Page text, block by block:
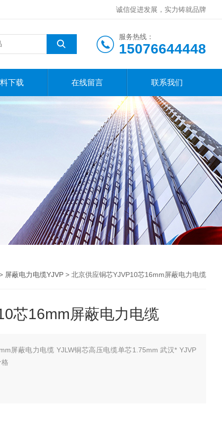
诚信促进发展，实力铸就品牌
服务热线：
15076644448
下载 在线留言 联系我们
屏蔽电力电缆YJVP > 北京供应铜芯YJVP10芯16mm屏蔽电力电缆
芯16mm屏蔽电力电缆
屏蔽电力电缆 YJLW铜芯高压电缆单芯1.75mm 武汉* YJVP